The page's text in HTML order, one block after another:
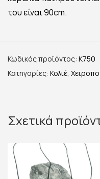
του είναι 90cm.
Κωδικός προϊόντος: K750
Κατηγορίες: Κολιέ,
Σχετικά